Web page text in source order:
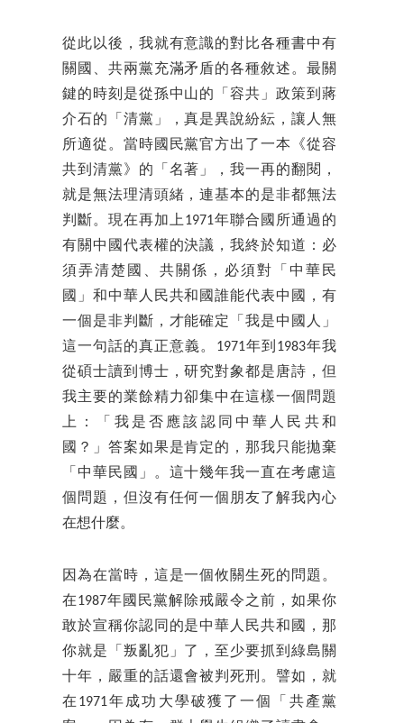
從此以後，我就有意識的對比各種書中有
關國、共兩黨充滿矛盾的各種敘述。最關
鍵的時刻是從孫中山的「容共」政策到蔣
介石的「清黨」，真是異說紛紜，讓人無
所適從。當時國民黨官方出了一本《從容
共到清黨》的「名著」，我一再的翻閱，
就是無法理清頭緒，連基本的是非都無法
判斷。現在再加上1971年聯合國所通過的
有關中國代表權的決議，我終於知道：必
須弄清楚國、共關係，必須對「中華民
國」和中華人民共和國誰能代表中國，有
一個是非判斷，才能確定「我是中國人」
這一句話的真正意義。1971年到1983年我
從碩士讀到博士，研究對象都是唐詩，但
我主要的業餘精力卻集中在這樣一個問題
上：「我是否應該認同中華人民共和
國？」答案如果是肯定的，那我只能拋棄
「中華民國」。這十幾年我一直在考慮這
個問題，但沒有任何一個朋友了解我內心
在想什麼。
因為在當時，這是一個攸關生死的問題。
在1987年國民黨解除戒嚴令之前，如果你
敢於宣稱你認同的是中華人民共和國，那
你就是「叛亂犯」了，至少要抓到綠島關
十年，嚴重的話還會被判死刑。譬如，就
在1971年成功大學破獲了一個「共產黨